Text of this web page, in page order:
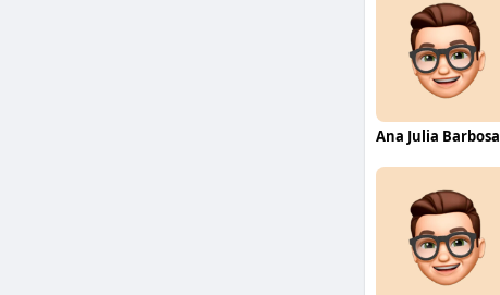
Ana Julia Barbosa